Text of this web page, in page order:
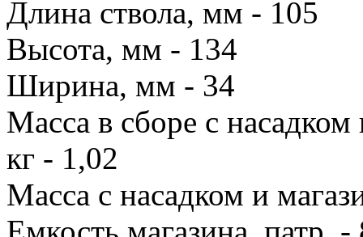
Длина ствола, мм - 105
Высота, мм - 134
Ширина, мм - 34
Масса в сборе с
кг - 1,02
Масса с насадком и